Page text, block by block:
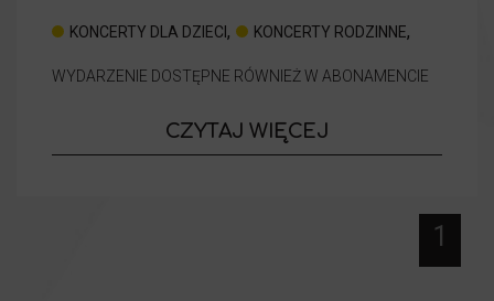
KONCERTY DLA DZIECI , KONCERTY RODZINNE,
WYDARZENIE DOSTĘPNE RÓWNIEŻ W ABONAMENCIE
CZYTAJ WIĘCEJ
Proste
1